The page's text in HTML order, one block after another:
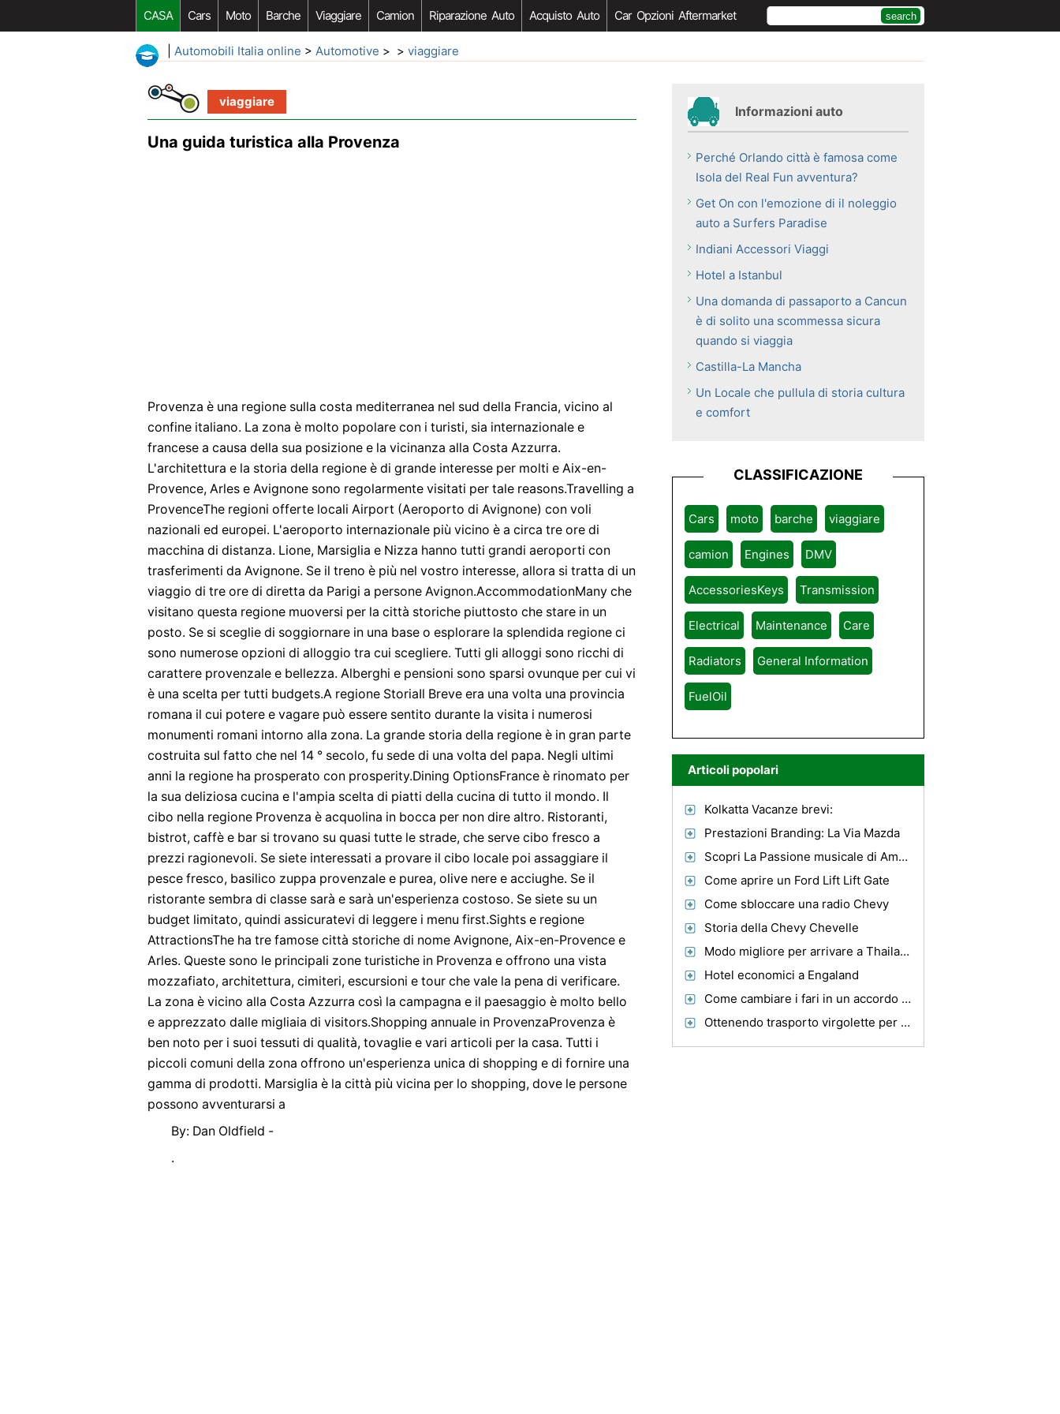
CASA Cars Moto Barche Viaggiare Camion Riparazione Auto Acquisto Auto Car Opzioni Aftermarket
Automobili Italia online > Automotive > > viaggiare
viaggiare
Una guida turistica alla Provenza
Provenza è una regione sulla costa mediterranea nel sud della Francia, vicino al
confine italiano. La zona è molto popolare con i turisti, sia internazionale e
francese a causa della sua posizione e la vicinanza alla Costa Azzurra.
L'architettura e la storia della regione è di grande interesse per molti e Aix-en-
Provence, Arles e Avignone sono regolarmente visitati per tale reasons.Travelling a
ProvenceThe regioni offerte locali Airport (Aeroporto di Avignone) con voli
nazionali ed europei. L'aeroporto internazionale più vicino è a circa tre ore di
macchina di distanza. Lione, Marsiglia e Nizza hanno tutti grandi aeroporti con
trasferimenti da Avignone. Se il treno è più nel vostro interesse, allora si tratta di un
viaggio di tre ore di diretta da Parigi a persone Avignon.AccommodationMany che
visitano questa regione muoversi per la città storiche piuttosto che stare in un
posto. Se si sceglie di soggiornare in una base o esplorare la splendida regione ci
sono numerose opzioni di alloggio tra cui scegliere. Tutti gli alloggi sono ricchi di
carattere provenzale e bellezza. Alberghi e pensioni sono sparsi ovunque per cui vi
è una scelta per tutti budgets.A regione StoriaIl Breve era una volta una provincia
romana il cui potere e vagare può essere sentito durante la visita i numerosi
monumenti romani intorno alla zona. La grande storia della regione è in gran parte
costruita sul fatto che nel 14 ° secolo, fu sede di una volta del papa. Negli ultimi
anni la regione ha prosperato con prosperity.Dining OptionsFrance è rinomato per
la sua deliziosa cucina e l'ampia scelta di piatti della cucina di tutto il mondo. Il
cibo nella regione Provenza è acquolina in bocca per non dire altro. Ristoranti,
bistrot, caffè e bar si trovano su quasi tutte le strade, che serve cibo fresco a
prezzi ragionevoli. Se siete interessati a provare il cibo locale poi assaggiare il
pesce fresco, basilico zuppa provenzale e purea, olive nere e acciughe. Se il
ristorante sembra di classe sarà e sarà un'esperienza costoso. Se siete su un
budget limitato, quindi assicuratevi di leggere i menu first.Sights e regione
AttractionsThe ha tre famose città storiche di nome Avignone, Aix-en-Provence e
Arles. Queste sono le principali zone turistiche in Provenza e offrono una vista
mozzafiato, architettura, cimiteri, escursioni e tour che vale la pena di verificare.
La zona è vicino alla Costa Azzurra così la campagna e il paesaggio è molto bello
e apprezzato dalle migliaia di visitors.Shopping annuale in ProvenzaProvenza è
ben noto per i suoi tessuti di qualità, tovaglie e vari articoli per la casa. Tutti i
piccoli comuni della zona offrono un'esperienza unica di shopping e di fornire una
gamma di prodotti. Marsiglia è la città più vicina per lo shopping, dove le persone
possono avventurarsi a
By: Dan Oldfield -
.
Informazioni auto
Perché Orlando città è famosa come
Isola del Real Fun avventura?
Get On con l'emozione di il noleggio
auto a Surfers Paradise
Indiani Accessori Viaggi
Hotel a Istanbul
Una domanda di passaporto a Cancun
è di solito una scommessa sicura
quando si viaggia
Castilla-La Mancha
Un Locale che pullula di storia cultura
e comfort
CLASSIFICAZIONE
Cars moto barche viaggiare
camion Engines DMV
AccessoriesKeys Transmission
Electrical Maintenance Care
Radiators General Information
FuelOil
Articoli popolari
Kolkatta Vacanze brevi:
Prestazioni Branding: La Via Mazda
Scopri La Passione musicale di Amsterdam
Come aprire un Ford Lift Lift Gate
Come sbloccare una radio Chevy
Storia della Chevy Chevelle
Modo migliore per arrivare a Thailandia - Bangkok Airways
Hotel economici a Engaland
Come cambiare i fari in un accordo Honda 1995
Ottenendo trasporto virgolette per Russia